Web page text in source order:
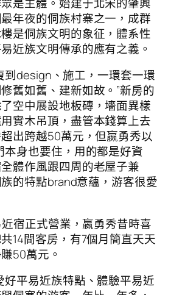
年夜的侗族村寨之一，成群
是侗族文明的象征，體系性
近族文明傳承的應有之義。
到design、施工，一環套一環
舊如舊、建新如故。”新房的
空中展設地板磚，墻面異樣
實木吊頂，盡管本錢算上去
出跨越50萬元，但嬴勇秀以
本身也要住，用的都是好資
體作風跟四周的老屋子兼
的特點brand意蘊，游客很愛
宿正式營業，嬴勇秀昔時喜
14間客房，有7個月簡直天天
50萬元。
好平易近族特點、體驗平易近